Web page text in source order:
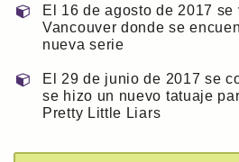
El 16 de agosto de 2017
Vancouver donde se
nueva serie
El 29 de junio de 2017 se
se hizo un nuevo tatuaje
Pretty Little Liars